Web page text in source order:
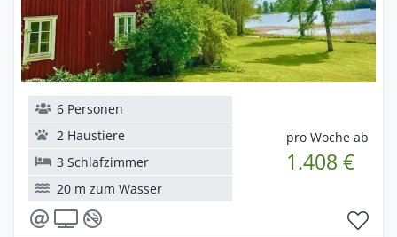
pro Woche ab
1.408 €
6 Personen
2 Haustiere
3 Schlafzimmer
20 m zum Wasser